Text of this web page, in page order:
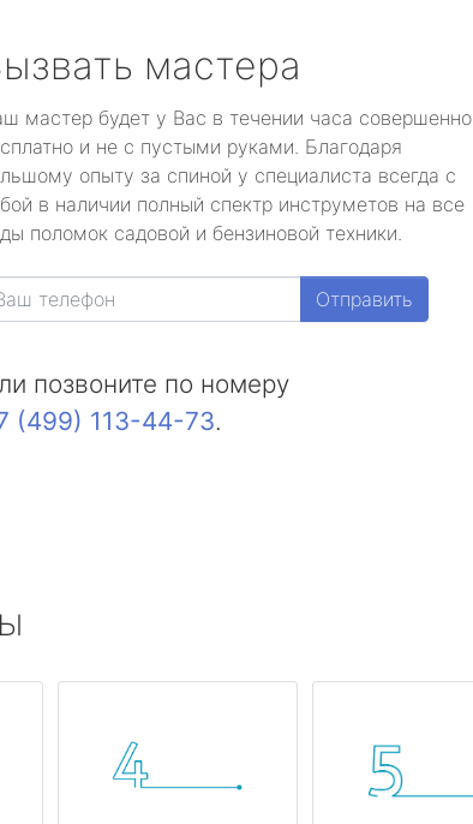
мастера
мастер будет у Вас в течении часа совершенно
и не с пустыми руками. Благодаря
опыту за спиной у специалиста всегда с
в наличии полный спектр инструметов на все
поломок садовой и бензиновой техники.
Отправить
позвоните по номеру
(499) 113-44-73.